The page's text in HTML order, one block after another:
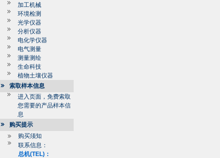
加工机械
环境检测
光学仪器
分析仪器
电化学仪器
电气测量
测量测绘
生命科技
植物土壤仪器
索取样本信息
进入页面，免费索取
您需要的产品样本信
息
购买提示
购买须知
联系信息：
总机(TEL)：